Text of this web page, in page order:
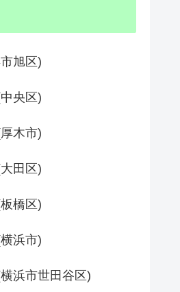
旭区)
央区)
木市)
田区)
橋区)
浜市)
浜市世田谷区)